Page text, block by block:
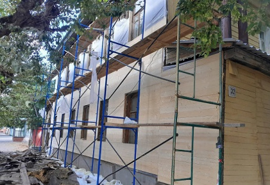
Перейти к основному содержанию